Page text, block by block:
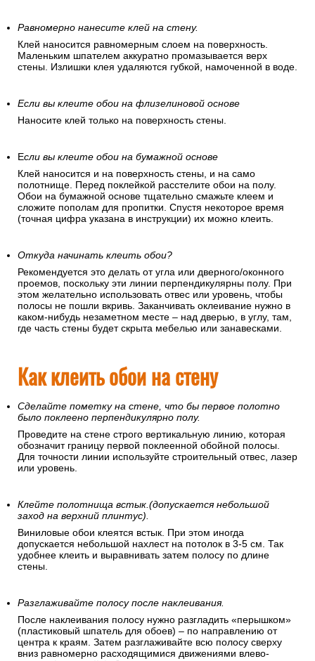
Равномерно нанесите клей на стену.
Клей наносится равномерным слоем на поверхность.
Маленьким шпателем аккуратно промазывается верх
стены. Излишки клея удаляются губкой, намоченной в воде.
Если вы клеите обои на флизелиновой основе
Наносите клей только на поверхность стены.
Если вы клеите обои на бумажной основе
Клей наносится и на поверхность стены, и на само
полотнище. Перед поклейкой расстелите обои на полу.
Обои на бумажной основе тщательно смажьте клеем и
сложите пополам для пропитки. Спустя некоторое время
(точная цифра указана в инструкции) их можно клеить.
Откуда начинать клеить обои?
Рекомендуется это делать от угла или дверного/оконного
проемов, поскольку эти линии перпендикулярны полу. При
этом желательно использовать отвес или уровень, чтобы
полосы не пошли вкривь. Заканчивать оклеивание нужно в
каком-нибудь незаметном месте – над дверью, в углу, там,
где часть стены будет скрыта мебелью или занавесками.
Как клеить обои на стену
Сделайте пометку на стене, что бы первое полотно
было поклеено перпендикулярно полу.
Проведите на стене строго вертикальную линию, которая
обозначит границу первой поклеенной обойной полосы.
Для точности линии используйте строительный отвес, лазер
или уровень.
Клейте полотнища встык.(допускается небольшой
заход на верхний плинтус).
Виниловые обои клеятся встык. При этом иногда
допускается небольшой нахлест на потолок в 3-5 см. Так
удобнее клеить и выравнивать затем полосу по длине
стены.
Разглаживайте полосу после наклеивания.
После наклеивания полосу нужно разгладить «перышком»
(пластиковый шпатель для обоев) – по направлению от
центра к краям. Затем разглаживайте всю полосу сверху
вниз равномерно расходящимися движениями влево-